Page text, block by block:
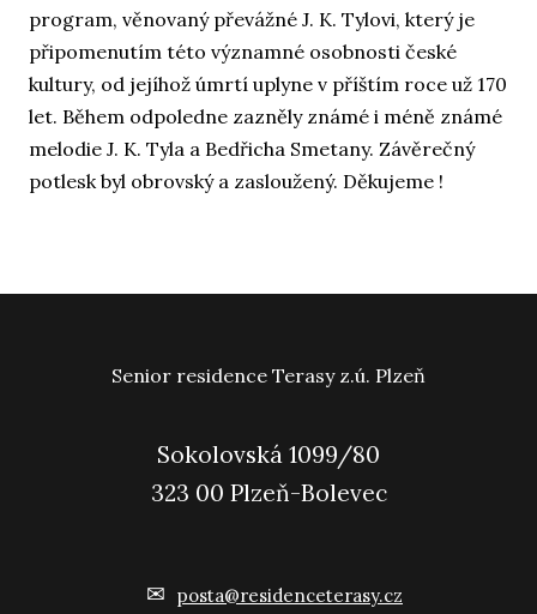
program, věnovaný převážné J. K. Tylovi, který je
připomenutím této významné osobnosti české
kultury, od jejíhož úmrtí uplyne v příštím roce už 170
let. Během odpoledne zazněly známé i méně známé
melodie J. K. Tyla a Bedřicha Smetany. Závěrečný
potlesk byl obrovský a zasloužený. Děkujeme !
Senior residence Terasy z.ú. Plzeň
Sokolovská 1099/80
323 00 Plzeň-Bolevec
✉ posta@residenceterasy.cz